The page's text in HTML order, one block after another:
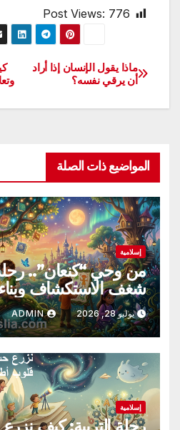
Post Views: 776
تصفّح
المقالات
ماذا يقول الإنسان إذا أراد
أن يرقي نفسه؟
المواضيع ذات الصلة
إسلامية
من وحي “كنعان”.. رحلة
شغف الاستكشاف
يوليو 28, 2026 ADMIN
إسلامية